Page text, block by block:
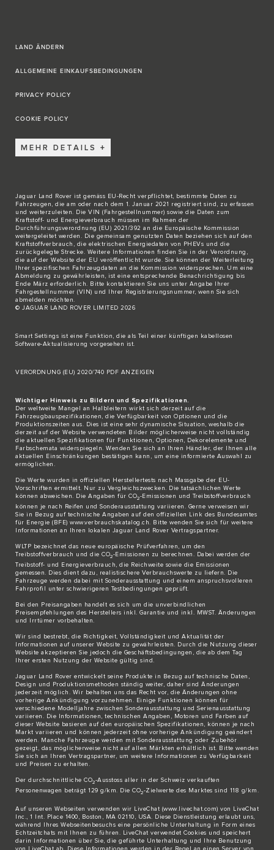
LAND ÄNDERN
ALLGEMEINE EINKAUFSBEDINGUNGEN
PRIVACY POLICY
COOKIE POLICY
MEHR DETAILS
Jaguar Land Rover ist gemäss EU-Recht verpflichtet, bestimmte Daten zu
Fahrzeugen, die am oder nach dem 1. Januar 2021 registriert sind, zu erfassen
und weiterzuleiten. Die VIN (Fahrgestellnummer) sowie die Daten zum
Kraftstoff- und Energieverbrauch müssen im Rahmen der
Durchführungsverordnung (EU) 2021/392 an die Europäische Kommission
weitergeleitet werden. Die gemeinsam genutzten Daten beziehen sich auf den
Kraftstoffverbrauch, die elektrischen Energiedaten von PHEVs und die
zurückgelegte Strecke. Weitere Informationen finden Sie in der Verordnung,
die auf der Website der EU veröffentlicht wurde. Sie können der Weiterleitung
Ihrer spezifischen Fahrzeugdaten an die Kommission widersprechen. Um eine
Abmeldung zu gewährleisten, ist eine entsprechende Benachrichtigung bis
Ende März erforderlich. Bitte kontaktieren Sie uns unter Angabe Ihrer
Fahrgestellnummer (VIN) und Ihrer Registrierungsnummer, wenn Sie sich
abmelden möchten.
© JAGUAR LAND ROVER LIMITED 2026
Smart Settings ist eine Funktion, die als Teil einer künftigen kabellosen
Software-Aktualisierung vorgesehen ist.
VERORDNUNG (EU) 2020/740 PDF ANZEIGEN
Wichtiger Hinweis zu Bildern und Spezifikationen.
Der weltweite Mangel an Halbleitern wirkt sich derzeit auf die
Fahrzeugbauspezifikationen, die Verfügbarkeit von Optionen und die
Produktionszeiten aus. Dies ist eine sehr dynamische Situation, weshalb die
derzeit auf der Website verwendeten Bilder möglicherweise nicht vollständig
die aktuellen Spezifikationen für Funktionen, Optionen, Dekorelemente und
Farbschemata widerspiegeln. Wenden Sie sich an Ihren Händler, der Ihnen alle
aktuellen Einschränkungen bestätigen kann, um eine informierte Auswahl zu
ermöglichen.
Die Werte wurden in offiziellen Herstellertests nach Massgabe der EU-
Vorschriften ermittelt. Nur zu Vergleichszwecken. Die tatsächlichen Werte
können abweichen. Die Angaben für CO2-Emissionen und Treibstoffverbrauch
können je nach Reifen und Sonderausstattung variieren. Gerne verweisen wir
Sie in Bezug auf technische Angaben auf den offiziellen Link des Bundesamtes
für Energie (BFE) www.verbrauchskatalog.ch. Bitte wenden Sie sich für weitere
Informationen an Ihren lokalen Jaguar Land Rover Vertragspartner.
WLTP bezeichnet das neue europäische Prüfverfahren, um den
Treibstoffverbrauch und die CO2-Emissionen zu berechnen. Dabei werden der
Treibstoff- und Energieverbrauch, die Reichweite sowie die Emissionen
gemessen. Dies dient dazu, realistischere Verbrauchswerte zu liefern. Die
Fahrzeuge werden dabei mit Sonderausstattung und einem anspruchsvolleren
Fahrprofil unter schwierigeren Testbedingungen geprüft.
Bei den Preisangaben handelt es sich um die unverbindlichen
Preisempfehlungen des Herstellers inkl. Garantie und inkl. MWST. Änderungen
und Irrtümer vorbehalten.
Wir sind bestrebt, die Richtigkeit, Vollständigkeit und Aktualität der
Informationen auf unserer Website zu gewährleisten. Durch die Nutzung dieser
Website akzeptieren Sie jedoch die Geschäftsbedingungen, die ab dem Tag
Ihrer ersten Nutzung der Website gültig sind.
Jaguar Land Rover entwickelt seine Produkte in Bezug auf technische Daten,
Design und Produktionsmethoden ständig weiter, daher sind Änderungen
jederzeit möglich. Wir behalten uns das Recht vor, die Änderungen ohne
vorherige Ankündigung vorzunehmen. Einige Funktionen können für
verschiedene Modelljahre zwischen Sonderausstattung und Serienausstattung
variieren. Die Informationen, technischen Angaben, Motoren und Farben auf
dieser Website basieren auf den europäischen Spezifikationen, können je nach
Markt variieren und können jederzeit ohne vorherige Ankündigung geändert
werden. Manche Fahrzeuge werden mit Sonderausstattung oder Zubehör
gezeigt, das möglicherweise nicht auf allen Märkten erhältlich ist. Bitte wenden
Sie sich an Ihren Vertragspartner, um weitere Informationen zu Verfügbarkeit
und Preisen zu erhalten.
Der durchschnittliche CO2-Ausstoss aller in der Schweiz verkauften
Personenwagen beträgt 129 g/km. Die CO2-Zielwerte des Marktes sind 118 g/km.
Auf unseren Webseiten verwenden wir LiveChat (www.livechat.com) von LiveChat
Inc., 1 Int. Place 1400, Boston, MA 02110, USA. Diese Dienstleistung erlaubt uns,
während Ihres Webseitenbesuchs eine persönliche Unterhaltung in Form eines
Echtzeitchats mit Ihnen zu führen. LiveChat verwendet Cookies und speichert
darin Informationen über Sie, die geführte Unterhaltung und Ihre Benutzung